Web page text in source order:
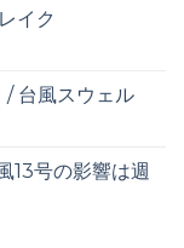
イク
/ 台風スウェル
13号の影響は週